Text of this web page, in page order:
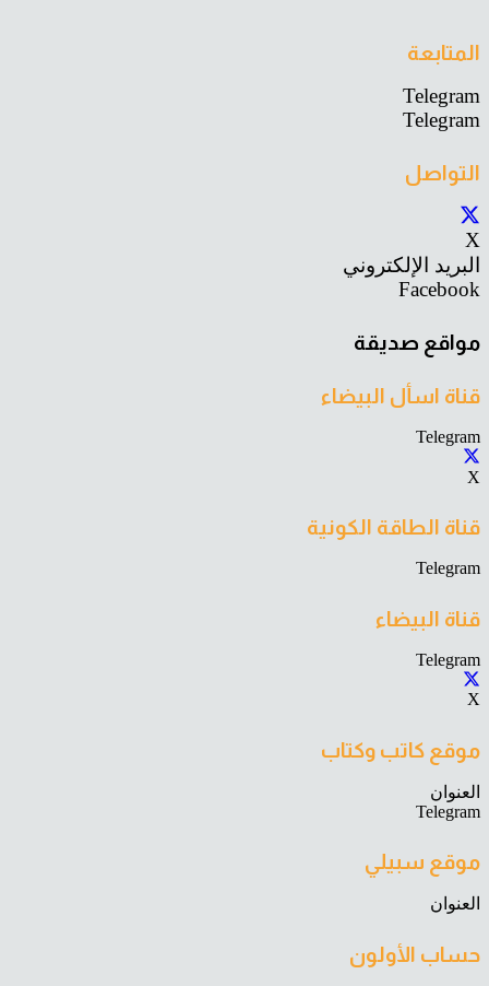
المتابعة
Telegram
Telegram
التواصل
X
البريد الإلكتروني
Facebook
مواقع صديقة
قناة اسأل البيضاء
Telegram
X
قناة الطاقة الكونية
Telegram
قناة البيضاء
Telegram
X
موقع كاتب وكتاب
العنوان
Telegram
موقع سبيلي
العنوان
حساب الأولون